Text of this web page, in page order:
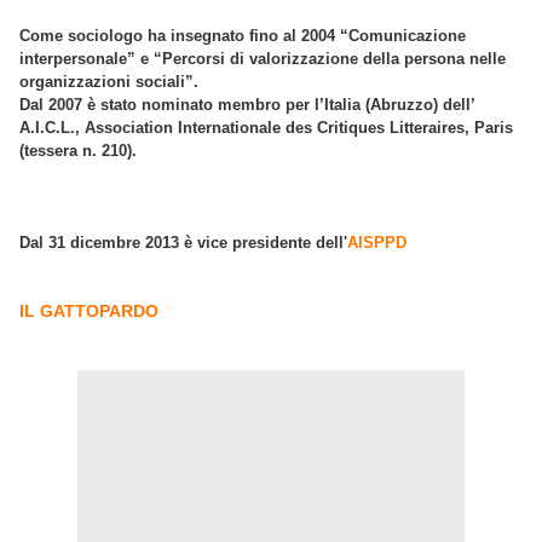
Come sociologo ha insegnato fino al 2004 “Comunicazione
interpersonale” e “Percorsi di valorizzazione della persona nelle
organizzazioni sociali”.
Dal 2007 è stato nominato membro per l’Italia (Abruzzo) dell’
A.I.C.L., Association Internationale des Critiques Litteraires, Paris
(tessera n. 210).
Dal 31 dicembre 2013 è vice presidente dell'AISPPD
IL GATTOPARDO